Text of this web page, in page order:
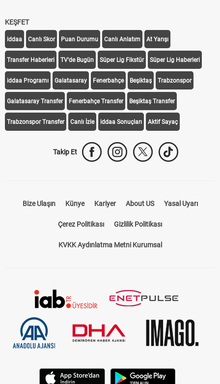
KEŞFET
iddaa Canlı Skor Puan Durumu Canlı Anlatım At Yarışı
Transfer Haberleri TV'de Bugün Süper Lig Fikstür Süper Lig Haberleri
iddaa Programı Galatasaray Fenerbahçe Beşiktaş Trabzonspor
Galatasaray Transfer Fenerbahçe Transfer Beşiktaş Transfer
Trabzonspor Transfer Canlı İzle iddaa Sonuçları Aktif Sayaç
Takip Et
Bize Ulaşın Künye Kariyer About US Yasal Uyarı
Çerez Politikası Gizlilik Politikası
KVKK Aydınlatma Metni Kurumsal